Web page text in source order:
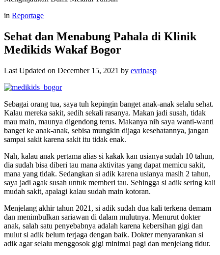
in Reportage
Sehat dan Menabung Pahala di Klinik
Medikids Wakaf Bogor
Last Updated on December 15, 2021 by evrinasp
Sebagai orang tua, saya tuh kepingin banget anak-anak selalu sehat.
Kalau mereka sakit, sedih sekali rasanya. Makan jadi susah, tidak
mau main, maunya digendong terus. Makanya nih saya wanti-wanti
banget ke anak-anak, sebisa mungkin dijaga kesehatannya, jangan
sampai sakit karena sakit itu tidak enak.
Nah, kalau anak pertama alias si kakak kan usianya sudah 10 tahun,
dia sudah bisa diberi tau mana aktivitas yang dapat memicu sakit,
mana yang tidak. Sedangkan si adik karena usianya masih 2 tahun,
saya jadi agak susah untuk memberi tau. Sehingga si adik sering kali
mudah sakit, apalagi kalau sudah main kotoran.
Menjelang akhir tahun 2021, si adik sudah dua kali terkena demam
dan menimbulkan sariawan di dalam mulutnya. Menurut dokter
anak, salah satu penyebabnya adalah karena kebersihan gigi dan
mulut si adik belum terjaga dengan baik. Dokter menyarankan si
adik agar selalu menggosok gigi minimal pagi dan menjelang tidur.